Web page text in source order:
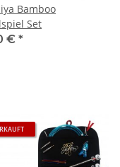
Bamboo
Set
€ *